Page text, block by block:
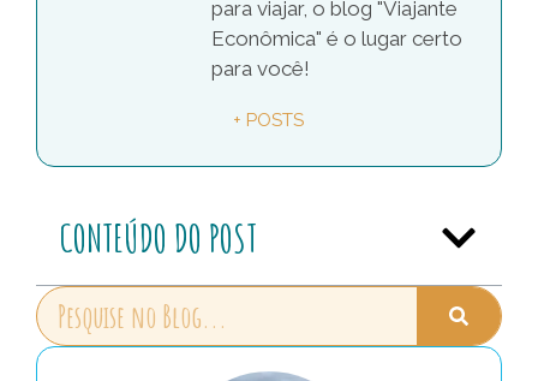
para viajar, o blog "Viajante
Econômica" é o lugar certo
para você!
+ POSTS
CONTEÚDO DO POST